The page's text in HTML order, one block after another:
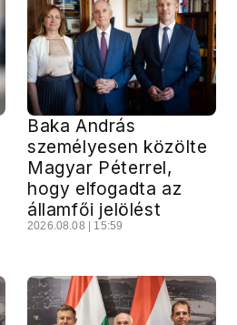
Baka András
személyesen közölte
Magyar Péterrel,
hogy elfogadta az
államfői jelölést
2026.08.08 | 15:59